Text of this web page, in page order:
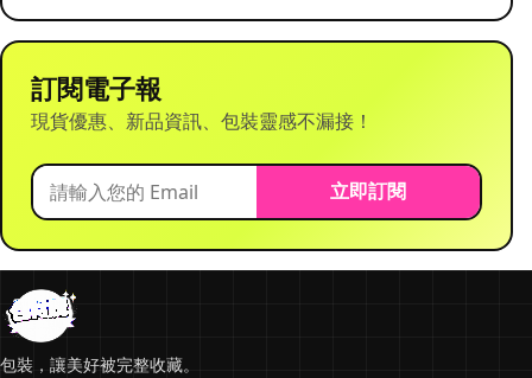
訂閱電子報
現貨優惠、新品資訊、包裝靈感不漏接！
立即訂閱
包裝，讓美好被完整收藏。